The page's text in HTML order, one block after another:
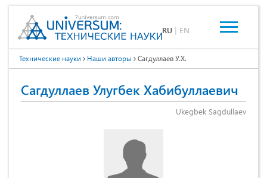
RU | EN
Технические науки Наши авторы Сагдуллаев У.Х.
Сагдуллаев Улугбек Хабибуллаевич
Ukegbek Sagdullaev